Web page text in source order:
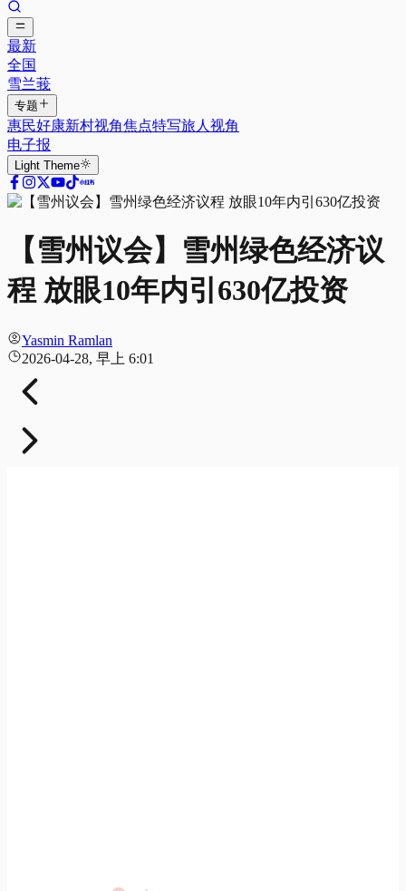
最新
全国
雪兰莪
专题
惠民好康新村视角焦点特写旅人视角
电子报
Light Theme
【雪州议会】雪州绿色经济议
程 放眼10年内引630亿投资
Yasmin Ramlan
2026-04-28, 早上 6:01